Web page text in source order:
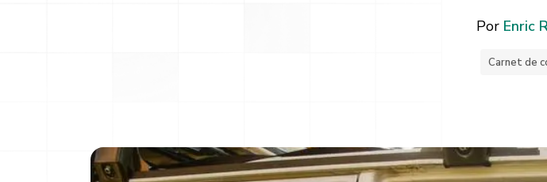
Por Enric
Carnet de